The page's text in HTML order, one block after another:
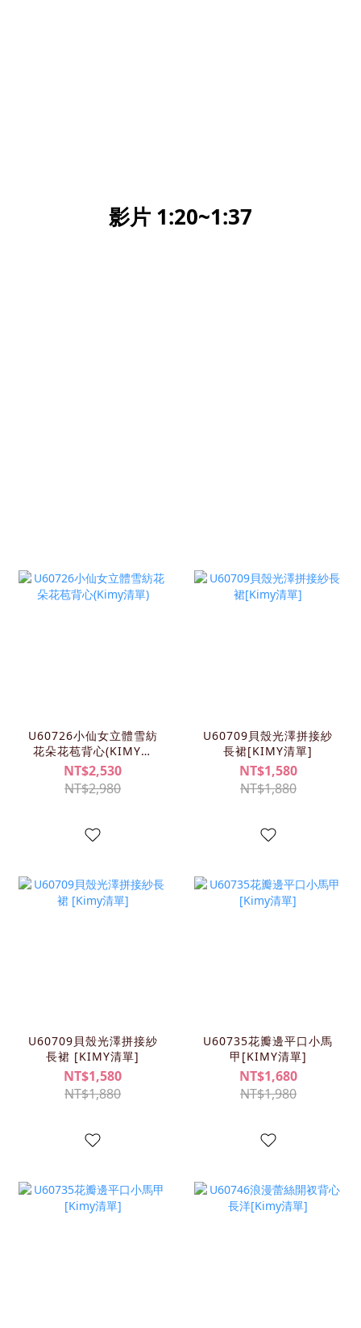
影片 1:20~1:37
U60726小仙女立體雪紡
花朵花苞背心(KIMY清
單)
NT$2,530
NT$2,980
U60709貝殼光澤拼接紗
長裙[KIMY清單]
NT$1,580
NT$1,880
U60709貝殼光澤拼接紗
長裙 [KIMY清單]
NT$1,580
NT$1,880
U60735花瓣邊平口小馬
甲[KIMY清單]
NT$1,680
NT$1,980